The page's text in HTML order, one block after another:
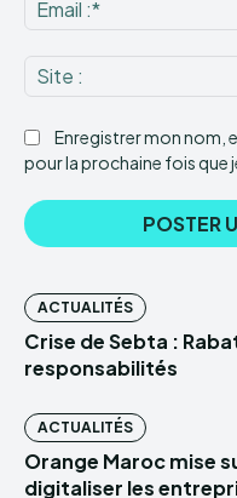
Enregistrer mon nom,
pour la prochaine fois que
ACTUALITÉS
Crise de Sebta :
responsabilités
ACTUALITÉS
Orange Maroc mise
digitaliser les